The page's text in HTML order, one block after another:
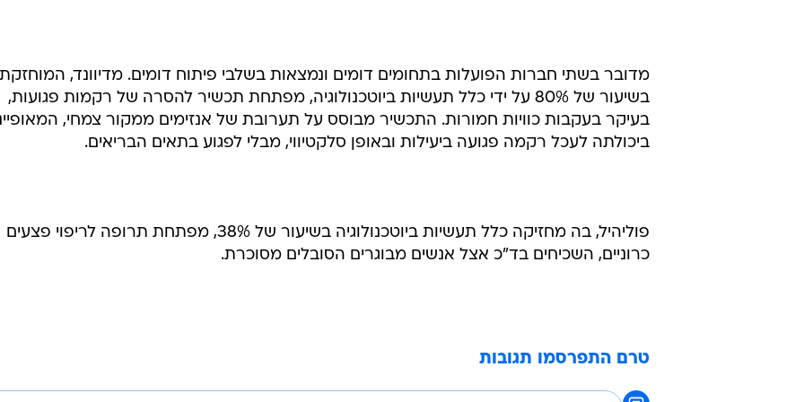
מדובר בשתי חברות הפועלות בתחומים דומים ונמצאות בשלבי פיתוח דומים. מדיוונד, המוחזקת
בשיעור של 80% על ידי כלל תעשיות ביוטכנולוגיה, מפתחת תכשיר להסרה של רקמות פגועות,
בעיקר בעקבות כוויות חמורות. התכשיר מבוסס על תערובת של אנזימים ממקור צמחי,
ביכולתה לעכל רקמה פגועה ביעילות ובאופן סלקטיווי, מבלי לפגוע בתאים הבריאים.
פוליהיל, בה מחזיקה כלל תעשיות ביוטכנולוגיה בשיעור של 38%, מפתחת תרופה לריפוי פצעים
כרוניים, השכיחים בד"כ אצל אנשים מבוגרים הסובלים מסוכרת.
טרם התפרסמו תגובות